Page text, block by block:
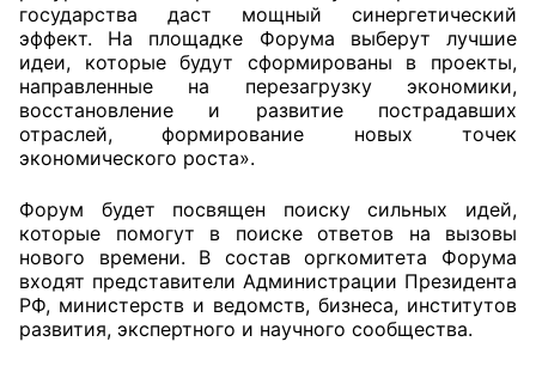
Общественные советы по проведению
независимой оценки качества условий
оказания услуг
О Палате
Комиссии
Экспертный совет ОП КО
Совет ОП КО
государства даст мощный синергетический
эффект. На площадке Форума выберут лучшие
идеи, которые будут сформированы в проекты,
направленные на перезагрузку экономики,
восстановление и развитие пострадавших
отраслей, формирование новых точек
экономического роста».
Форум будет посвящен поиску сильных идей,
которые помогут в поиске ответов на вызовы
нового времени. В состав оргкомитета Форума
входят представители Администрации Президента
РФ, министерств и ведомств, бизнеса, институтов
развития, экспертного и научного сообщества.